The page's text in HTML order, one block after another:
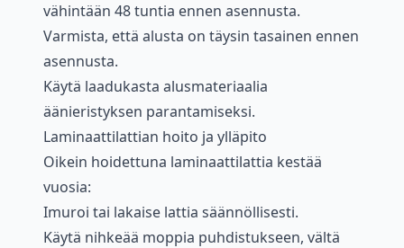
vähintään 48 tuntia ennen asennusta.
Varmista, että alusta on täysin tasainen ennen
asennusta.
Käytä laadukasta alusmateriaalia
äänieristyksen parantamiseksi.
Laminaattilattian hoito ja ylläpito
Oikein hoidettuna laminaattilattia kestää
vuosia:
Imuroi tai lakaise lattia säännöllisesti.
Käytä nihkeää moppia puhdistukseen, vältä